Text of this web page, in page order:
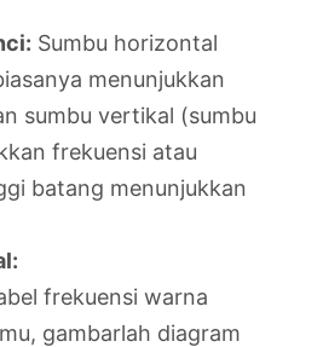
Sumbu horizontal
menunjukkan
sumbu vertikal (sumbu
frekuensi atau
batang menunjukkan
frekuensi warna
gambarlah diagram